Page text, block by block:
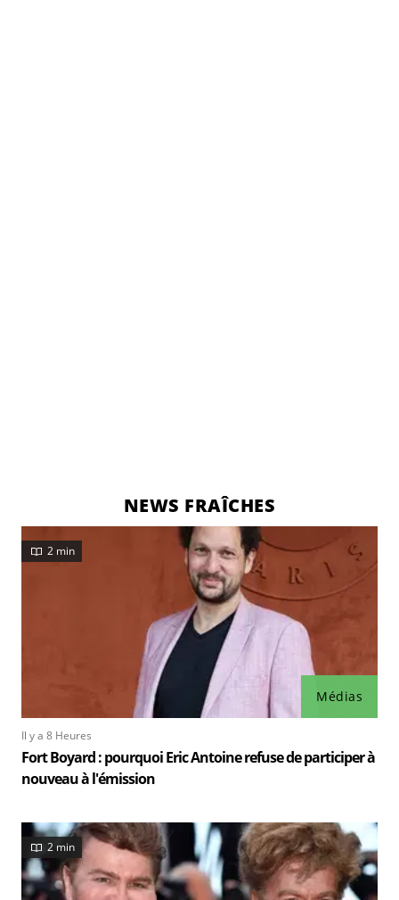
NEWS FRAÎCHES
Médias
2 min
Il y a 8 Heures
Fort Boyard : pourquoi Eric Antoine refuse de participer à
nouveau à l'émission
2 min